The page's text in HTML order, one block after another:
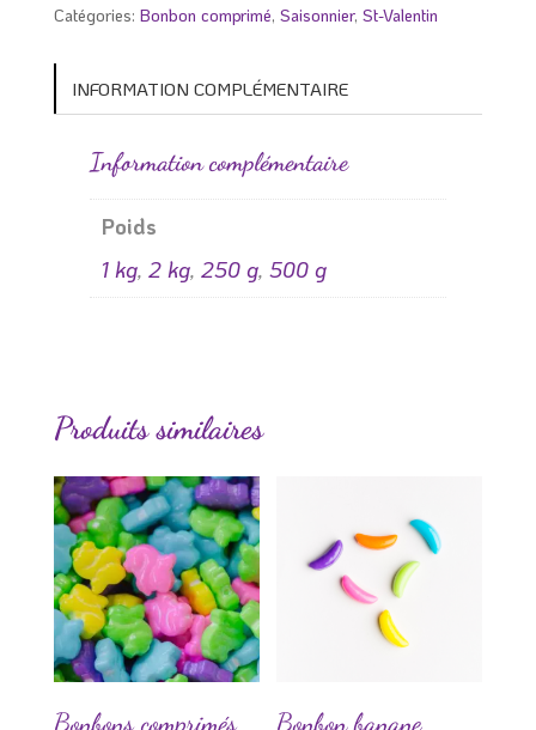
Valentin
Catégories: Bonbon comprimé, Saisonnier, St-Valentin
INFORMATION COMPLÉMENTAIRE
Information complémentaire
Poids
1 kg, 2 kg, 250 g, 500 g
Produits similaires
Bonbons comprimés Bonbon banane